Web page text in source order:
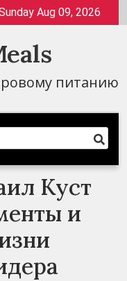
Aug 09, 2026
питанию
Куст
и